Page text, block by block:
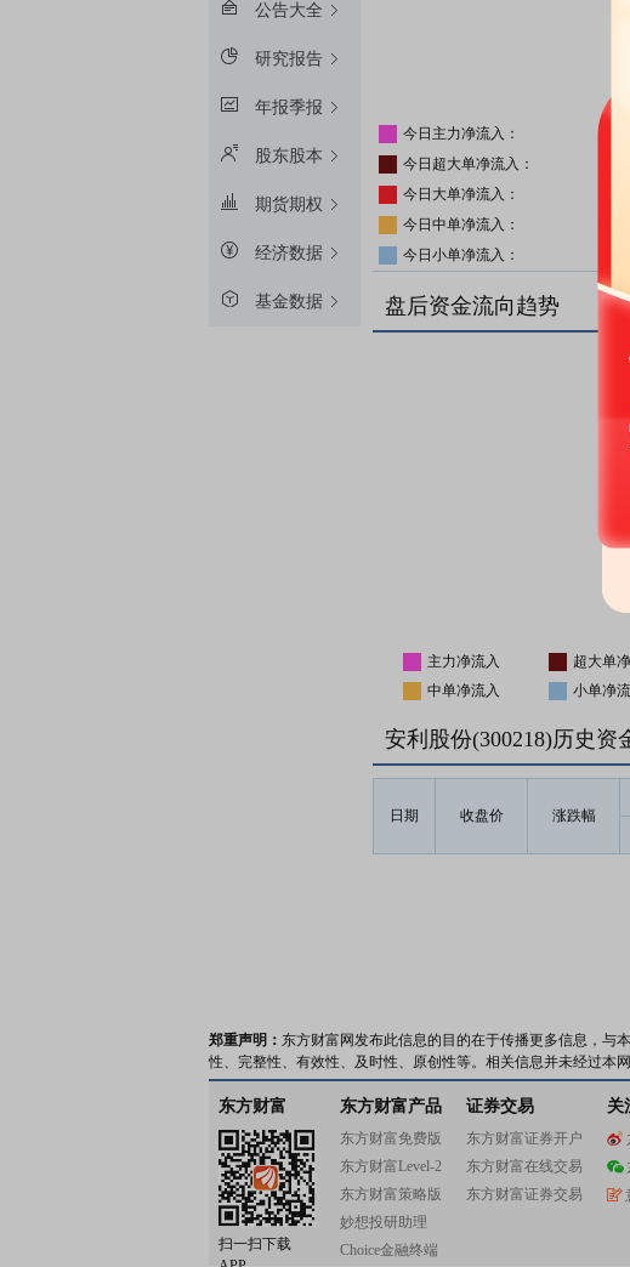
公告大全
研究报告
年报季报
股东股本
期货期权
经济数据
基金数据
今日主力净流入：
今日超大单净流入：
今日大单净流入：
今日中单净流入：
今日小单净流入：
盘后资金流向趋势
主力净流入 超大单
中单净流入
小单净
安利股份(300218)历史资
日期 收盘价 涨跌幅
郑重声明： 东方财富网发布此信息的目的在于传播更多信息，与
性、完整性、有效性、及时性、原创性等。相关信息并未经过本
东方财富
扫一扫下载
东方财富产品
东方财富免费版
东方财富Level-2
东方财富策略版
妙想投研助理
Choice金融终端
证券交易
东方财富证券开户
东方财富在线交易
东方财富证券交易
关